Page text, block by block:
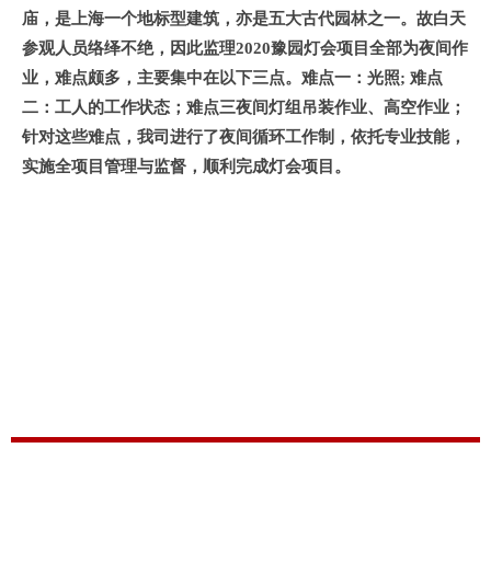
庙，是上海一个地标型建筑，亦是五大古代园林之一。故白天
参观人员络绎不绝，因此监理2020豫园灯会项目全部为夜间作
业，难点颇多，主要集中在以下三点。难点一：光照; 难点
二：工人的工作状态；难点三夜间灯组吊装作业、高空作业；
针对这些难点，我司进行了夜间循环工作制，依托专业技能，
实施全项目管理与监督，顺利完成灯会项目。